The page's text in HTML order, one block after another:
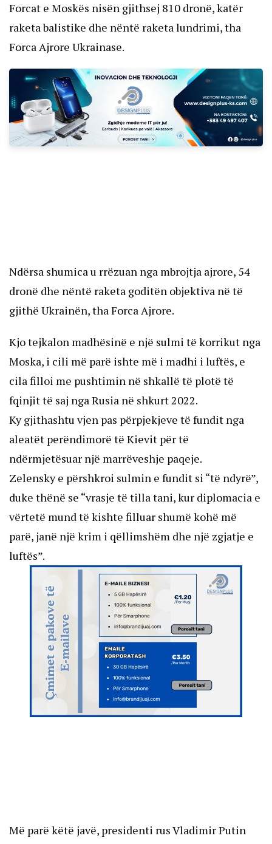
Forcat e Moskës nisën gjithsej 810 dronë, katër
raketa balistike dhe nëntë raketa lundrimi, tha
Forca Ajrore Ukrainase.
Ndërsa shumica u rrëzuan nga mbrojtja ajrore, 54
dronë dhe nëntë raketa goditën objektiva në të
gjithë Ukrainën, tha Forca Ajrore.
Kjo tejkalon madhësinë e një sulmi të korrikut nga
Moska, i cili më parë ishte më i madhi i luftës, e
cila filloi me pushtimin në shkallë të plotë të
fqinjit të saj nga Rusia në shkurt 2022.
Ky gjithashtu vjen pas përpjekjeve të fundit nga
aleatët perëndimorë të Kievit për të
ndërmjetësuar një marrëveshje paqeje.
Zelensky e përshkroi sulmin e fundit si “të ndyrë”,
duke thënë se “vrasje të tilla tani, kur diplomacia e
vërtetë mund të kishte filluar shumë kohë më
parë, janë një krim i qëllimshëm dhe një zgjatje e
luftës”.
Më parë këtë javë, presidenti rus Vladimir Putin